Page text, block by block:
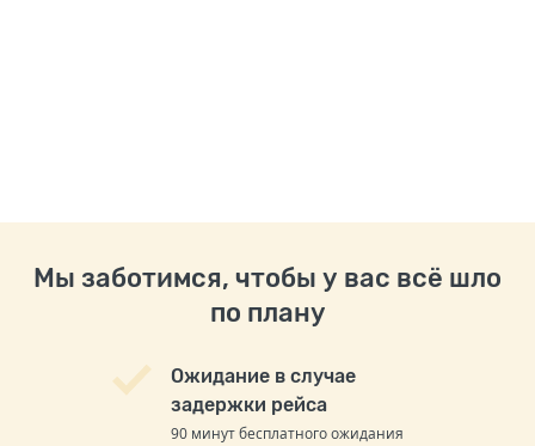
Мы заботимся, чтобы у вас всё шло
по плану
Ожидание в случае
задержки рейса
90 минут бесплатного ожидания